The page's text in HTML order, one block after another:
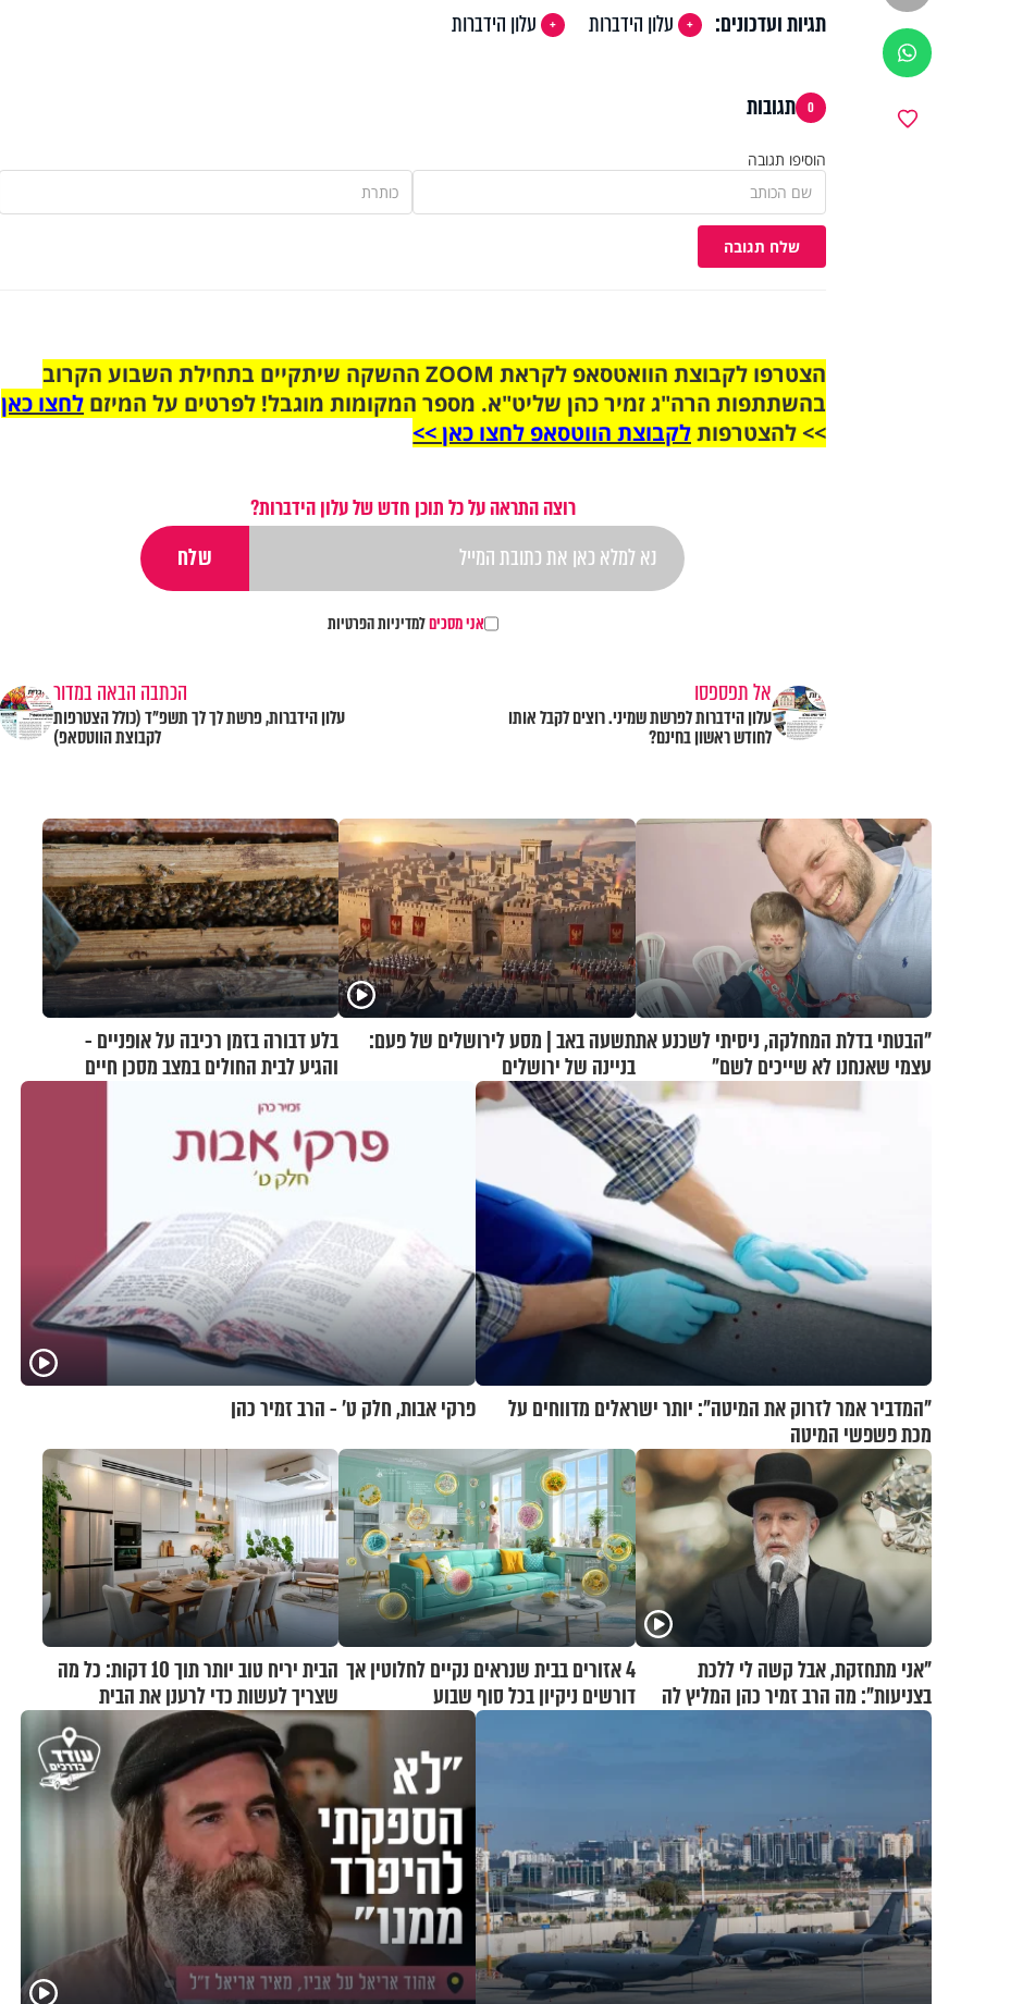
ווטסאפ
תגיות ועדכונים: עלון הידברות עלון הידברות
0 תגובות
הוסיפו תגובה
שלח תגובה
הצטרפו לקבוצת הוואטסאפ לקראת ZOOM ההשקה שיתקיים בתחילת השבוע הקרוב
בהשתתפות הרה"ג זמיר כהן שליט"א. מספר המקומות מוגבל! לפרטים על המיזם לחצו כאן
>> להצטרפותלקבוצת הווטסאפ לחצו כאן >>
רוצה התראה על כל תוכן חדש של עלון הידברות?
אני מסכיםלמדיניות הפרטיות
אל תפספסו
עלון הידברות לפרשת שמיני. רוצים לקבל אותו
לחודש ראשון בחינם?
הכתבה הבאה במדור
עלון הידברות, פרשת לך לך תשפ"ד (כולל הצטרפות
לקבוצת הווטסאפ)
"הבטתי בדלת המחלקה, ניסיתי לשכנע את
עצמי שאנחנו לא שייכים לשם"
תשעה באב | מסע לירושלים של פעם:
בניינה של ירושלים
בלע דבורה בזמן רכיבה על אופניים -
והגיע לבית החולים במצב מסכן חיים
"המדביר אמר לזרוק את המיטה": יותר ישראלים מדווחים על
מכת פשפשי המיטה
פרקי אבות, חלק ט’ - הרב זמיר כהן
"אני מתחזקת, אבל קשה לי ללכת
בצניעות": מה הרב זמיר כהן המליץ לה
לעשות?
4 אזורים בבית שנראים נקיים לחלוטין אך
דורשים ניקיון בכל סוף שבוע
הבית יריח טוב יותר תוך 10 דקות: כל מה
שצריך לעשות כדי לרענן את הבית